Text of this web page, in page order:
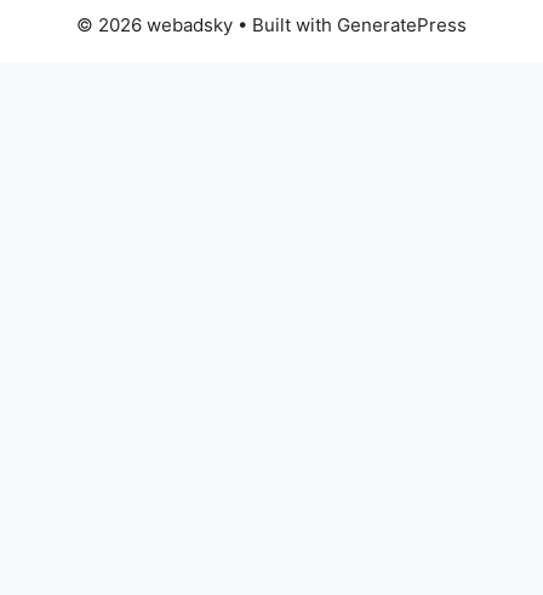
© 2026 webadsky • Built with GeneratePress